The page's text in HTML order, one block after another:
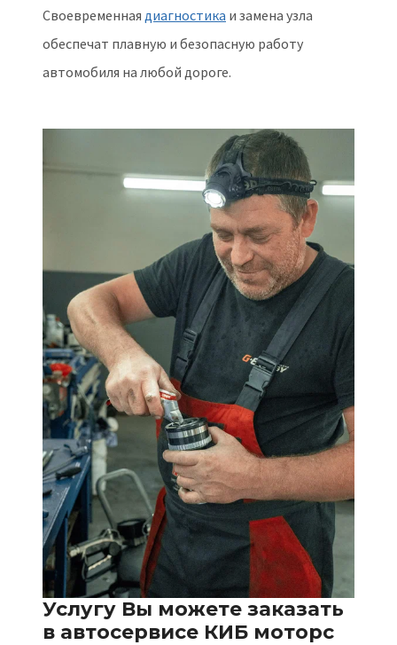
Своевременная диагностика и замена узла
обеспечат плавную и безопасную работу
автомобиля на любой дороге.
Услугу Вы можете заказать
в автосервисе КИБ моторс